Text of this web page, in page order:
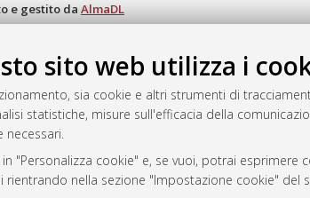
sito web utilizza i
sia cookie e altri strumenti di
statistiche, misure sull'efficacia della
necessari.
"Personalizza cookie" e, se vuoi, potrai esprimere
nella sezione "Impostazione cookie" del
e gestito da AlmaDL